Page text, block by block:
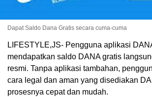
Dapat Saldo Dana Gratis secara cuma-cuma
LIFESTYLE,JS- Pengguna aplikasi
mendapatkan saldo DANA gratis
resmi. Tanpa aplikasi tambahan,
cara legal dan aman yang disediakan
prosesnya cepat dan mudah.